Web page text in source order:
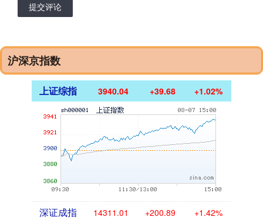
提交评论
沪深京指数
上证综指 3940.04 +39.68 +1.02%
深证成指 14311.01 +200.89 +1.42%